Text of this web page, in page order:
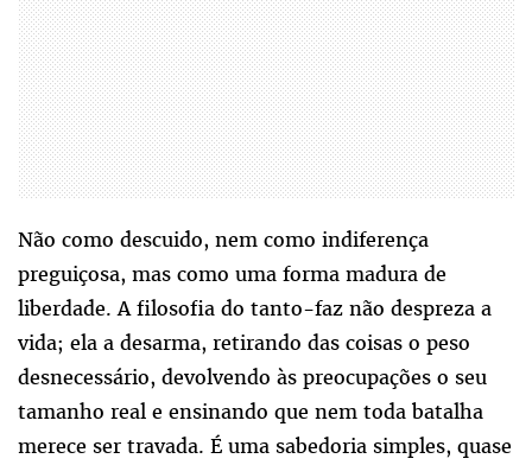
Não como descuido, nem como indiferença
preguiçosa, mas como uma forma madura de
liberdade. A filosofia do tanto-faz não despreza a
vida; ela a desarma, retirando das coisas o peso
desnecessário, devolvendo às preocupações o seu
tamanho real e ensinando que nem toda batalha
merece ser travada. É uma sabedoria simples, quase